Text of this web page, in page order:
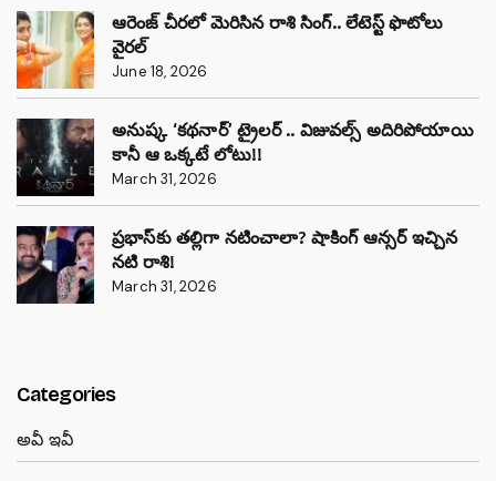
ఆరెంజ్ చీరలో మెరిసిన రాశి సింగ్.. లేటెస్ట్ ఫొటోలు
వైరల్
June 18, 2026
అనుష్క ‘కథనార్’ ట్రైలర్ .. విజువల్స్ అదిరిపోయాయి
కానీ ఆ ఒక్కటే లోటు!!
March 31, 2026
ప్రభాస్‌కు తల్లిగా నటించాలా? షాకింగ్ ఆన్సర్ ఇచ్చిన
నటి రాశి!
March 31, 2026
Categories
అవీ ఇవీ